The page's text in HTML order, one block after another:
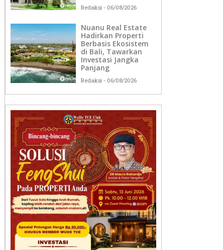
Redaksi 06/08/2026
Nuanu Real Estate
Hadirkan Properti
Berbasis Ekosistem
di Bali, Tawarkan
Investasi Jangka
Panjang
Redaksi 06/08/2026